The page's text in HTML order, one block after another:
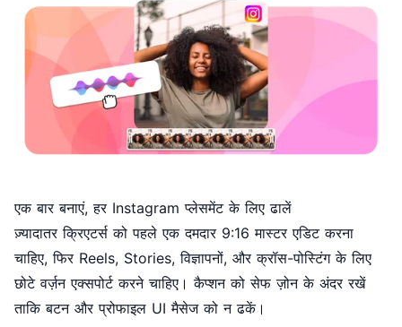
एक बार बनाएं, हर Instagram प्लेसमेंट के लिए ढालें
ज़्यादातर क्रिएटर्स को पहले एक दमदार 9:16 मास्टर एडिट करना
चाहिए, फिर Reels, Stories, विज्ञापनों, और क्रॉस-पोस्टिंग के लिए
छोटे वर्ज़न एक्सपोर्ट करने चाहिए। कैप्शन को सेफ ज़ोन के अंदर रखें
ताकि बटन और प्रोफाइल UI मैसेज को न ढकें।